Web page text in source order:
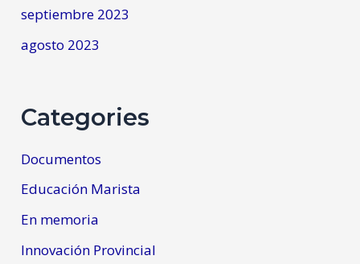
septiembre 2023
agosto 2023
Categories
Documentos
Educación Marista
En memoria
Innovación Provincial